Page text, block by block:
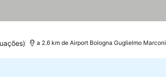
a 2.6 km de Airport Bologna Guglielmo Marconi